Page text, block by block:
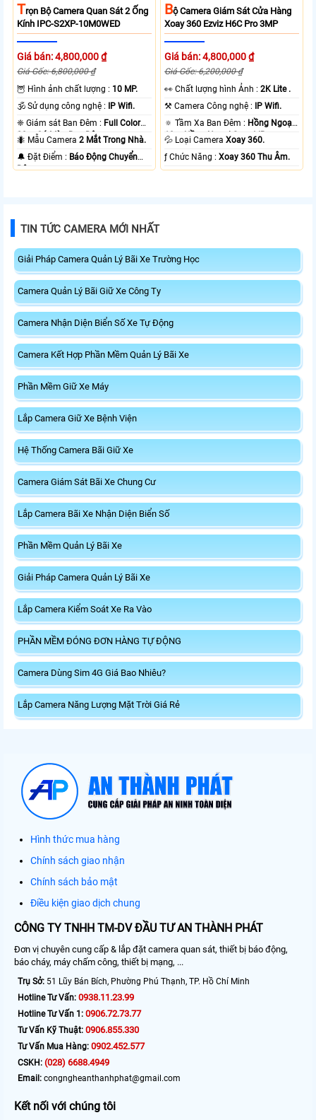
TRọn Bộ Camera Quan Sát 2 Ống
Kính IPC-S2XP-10M0WED
Giá bán: 4,800,000 ₫
Giá Gốc: 6,800,000 ₫
🦉 Hình ảnh chất lượng : 10 MP.
🕉️ Sử dụng công nghệ : IP Wifi.
❈ Giám sát Ban Đêm : Full Color
20m Có Màu Ban Ðêm.
🐜 Mẫu Camera2 Mắt Trong Nhà.
️🔔 Đặt Điểm : Báo Động Chuyển
Động.
BỘ Camera Giám Sát Cửa Hàng
Xoay 360 Ezviz H6C Pro 3MP
Giá bán: 4,800,000 ₫
Giá Gốc: 6,200,000 ₫
️👀 Chất lượng hình Ảnh :2K Lite .
⚒ Camera Công nghệ : IP Wifi.
🔅 Tầm Xa Ban Đêm : Hồng Ngoại
10m Hồng Ngoại Smart IR.
💦 Loại CameraXoay 360.
️ƒ Chức Năng :Xoay 360 Thu Âm.
TIN TỨC CAMERA MỚI NHẤT
Giải Pháp Camera Quản Lý Bãi Xe Trường Học
Camera Quản Lý Bãi Giữ Xe Công Ty
Camera Nhận Diện Biển Số Xe Tự Động
Camera Kết Hợp Phần Mềm Quản Lý Bãi Xe
Phần Mềm Giữ Xe Máy
Lắp Camera Giữ Xe Bệnh Viện
Hệ Thống Camera Bãi Giữ Xe
Camera Giám Sát Bãi Xe Chung Cư
Lắp Camera Bãi Xe Nhận Diện Biển Số
Phần Mềm Quản Lý Bãi Xe
Giải Pháp Camera Quản Lý Bãi Xe
Lắp Camera Kiểm Soát Xe Ra Vào
PHẦN MỀM ĐÓNG ĐƠN HÀNG TỰ ĐỘNG
Camera Dùng Sim 4G Giá Bao Nhiêu?
Lắp Camera Năng Lượng Mặt Trời Giá Rẻ
Hình thức mua hàng
Chính sách giao nhận
Chính sách bảo mật
Điều kiện giao dịch chung
CÔNG TY TNHH TM-DV ĐẦU TƯ AN THÀNH PHÁT
Đơn vị chuyên cung cấp & lắp đặt camera quan sát, thiết bị báo động,
báo cháy, máy chấm công, thiết bị mạng, ...
Trụ Sở: 51 Lũy Bán Bích, Phường Phú Thạnh, TP. Hồ Chí Minh
Hotline Tư Vấn: 0938.11.23.99
Hotline Tư Vấn 1: 0906.72.73.77
Tư Vấn Kỹ Thuật: 0906.855.330
Tư Vấn Mua Hàng: 0902.452.577
CSKH: (028) 6688.4949
Email: congngheanthanhphat@gmail.com
Kết nối với chúng tôi